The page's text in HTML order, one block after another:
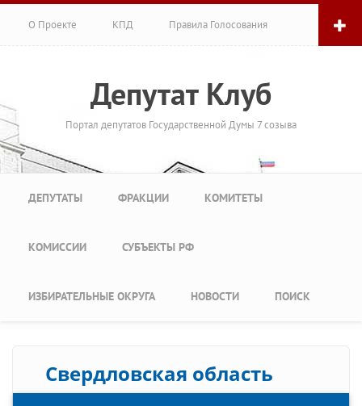
О Проекте КПД Правила Голосования
Депутат Клуб
Портал депутатов Государственной Думы 7 созыва
Главное меню
ДЕПУТАТЫ ФРАКЦИИ КОМИТЕТЫ
КОМИССИИ СУБЪЕКТЫ РФ
ИЗБИРАТЕЛЬНЫЕ ОКРУГА НОВОСТИ ПОИСК
Свердловская область